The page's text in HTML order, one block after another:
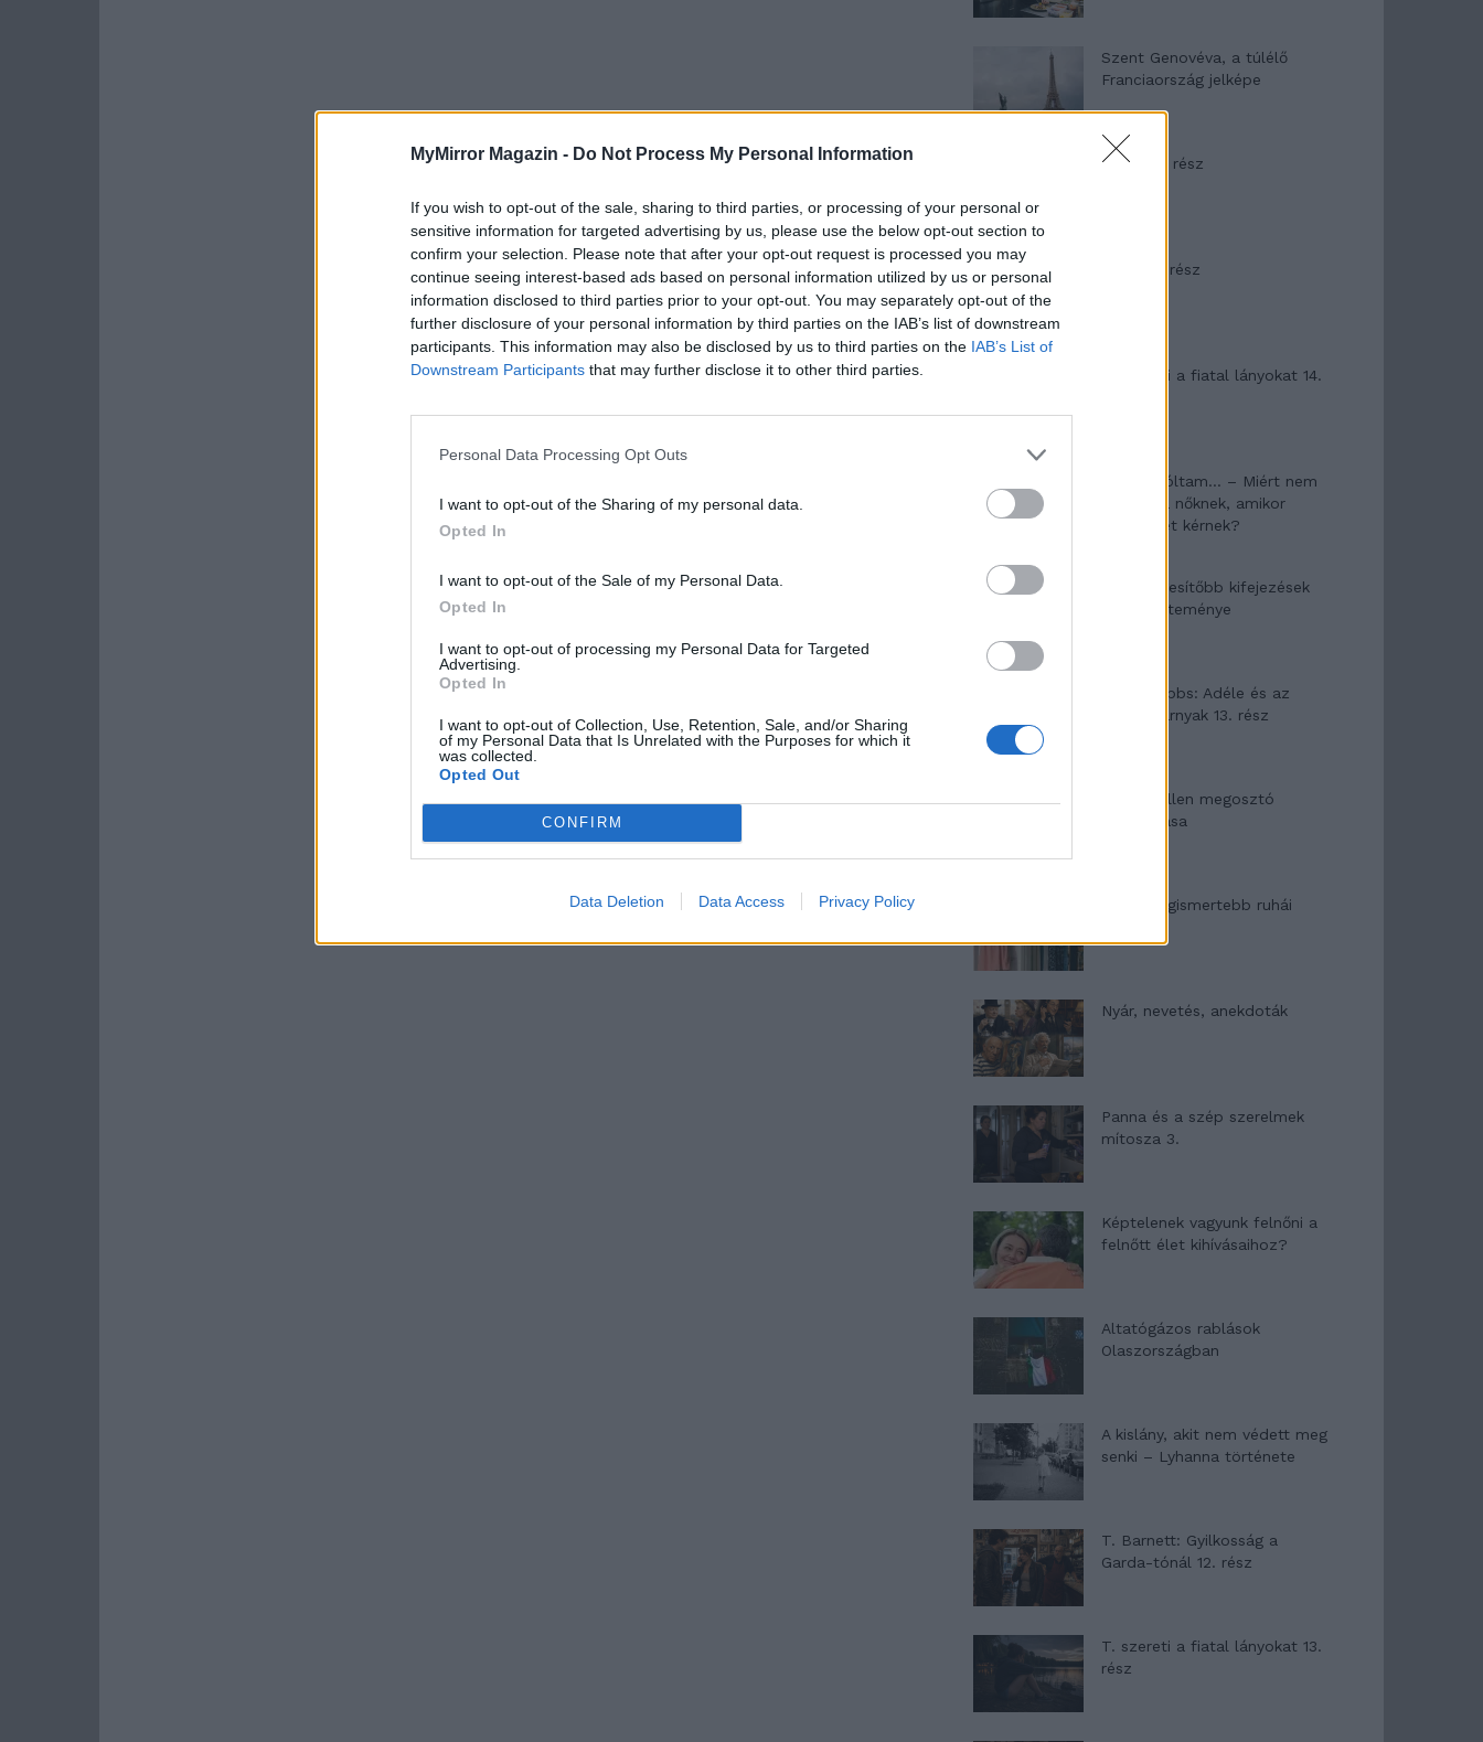
MyMirror Magazin - Do Not Process My Personal Information
If you wish to opt-out of the sale, sharing to third parties, or processing of your personal or
sensitive information for targeted advertising by us, please use the below opt-out section to
confirm your selection. Please note that after your opt-out request is processed you may
continue seeing interest-based ads based on personal information utilized by us or personal
information disclosed to third parties prior to your opt-out. You may separately opt-out of the
further disclosure of your personal information by third parties on the IAB’s list of downstream
participants. This information may also be disclosed by us to third parties on the IAB’s List of
Downstream Participants that may further disclose it to other third parties.
Personal Data Processing Opt Outs
I want to opt-out of the Sharing of my personal data.
Opted In
I want to opt-out of the Sale of my Personal Data.
Opted In
I want to opt-out of processing my Personal Data for Targeted
Advertising.
Opted In
I want to opt-out of Collection, Use, Retention, Sale, and/or Sharing
of my Personal Data that Is Unrelated with the Purposes for which it
was collected.
Opted Out
CONFIRM
Data Deletion Data Access Privacy Policy
Szent Genovéva, a túlélő
Franciaország jelképe
Minka 12. rész
Minka 11. rész
T. szereti a fiatal lányokat 14.
Pedig szóltam… – Miért nem
hiszünk a nőknek, amikor
segítséget kérnek?
A legidegesítőbb kifejezések
laza gyűjteménye
Elyna Robbs: Adéle és az
örökölt árnyak 13. rész
Woody Allen megosztó
zsenialitása
A világ legismertebb ruhái
Nyár, nevetés, anekdoták
Panna és a szép szerelmek
mítosza 3.
Képtelenek vagyunk felnőni a
felnőtt élet kihívásaihoz?
Altatógázos rablások
Olaszországban
A kislány, akit nem védett meg
senki – Lyhanna története
T. Barnett: Gyilkosság a
Garda-tónál 12. rész
T. szereti a fiatal lányokat 13.
rész